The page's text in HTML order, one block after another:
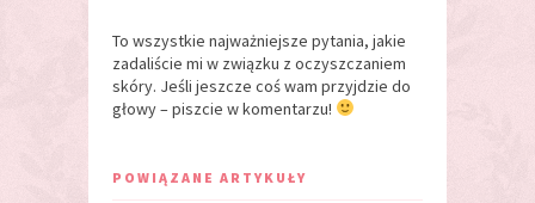
To wszystkie najważniejsze pytania, jakie
zadaliście mi w związku z oczyszczaniem
skóry. Jeśli jeszcze coś wam przyjdzie do
głowy – piszcie w komentarzu!
POWIĄZANE ARTYKUŁY